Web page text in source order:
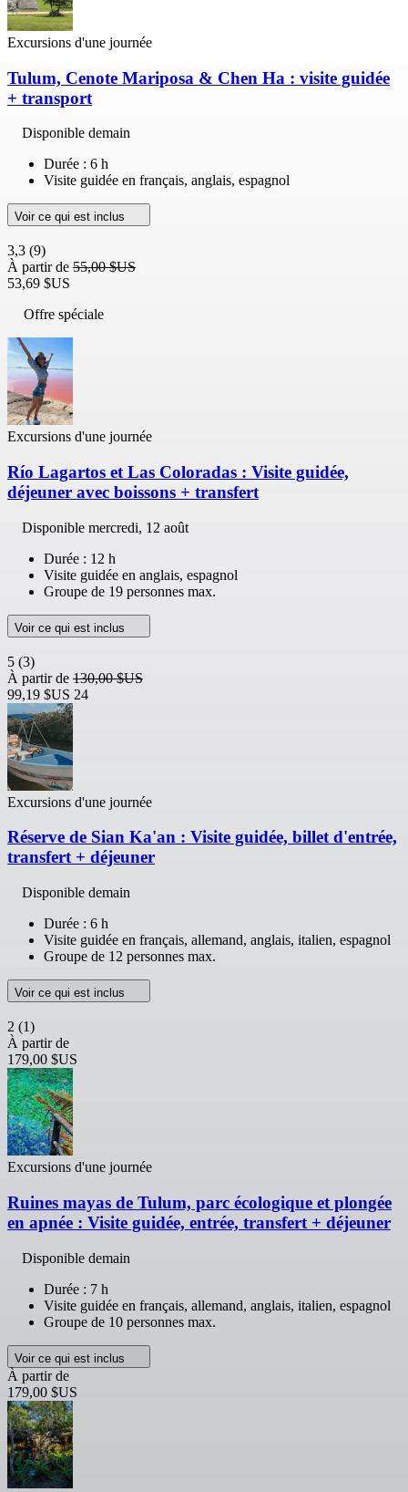
Excursions d'une journée
Tulum, Cenote Mariposa & Chen Ha : visite guidée
+ transport
Disponible demain
Durée : 6 h
Visite guidée en français, anglais, espagnol
Voir ce qui est inclus
3,3 (9)
À partir de 55,00 $US
53,69 $US
Offre spéciale
Excursions d'une journée
Río Lagartos et Las Coloradas : Visite guidée,
déjeuner avec boissons + transfert
Disponible mercredi, 12 août
Durée : 12 h
Visite guidée en anglais, espagnol
Groupe de 19 personnes max.
Voir ce qui est inclus
5 (3)
À partir de 130,00 $US
99,19 $US 24
Excursions d'une journée
Réserve de Sian Ka'an : Visite guidée, billet d'entrée,
transfert + déjeuner
Disponible demain
Durée : 6 h
Visite guidée en français, allemand, anglais, italien, espagnol
Groupe de 12 personnes max.
Voir ce qui est inclus
2 (1)
À partir de
179,00 $US
Excursions d'une journée
Ruines mayas de Tulum, parc écologique et plongée
en apnée : Visite guidée, entrée, transfert + déjeuner
Disponible demain
Durée : 7 h
Visite guidée en français, allemand, anglais, italien, espagnol
Groupe de 10 personnes max.
Voir ce qui est inclus
À partir de
179,00 $US